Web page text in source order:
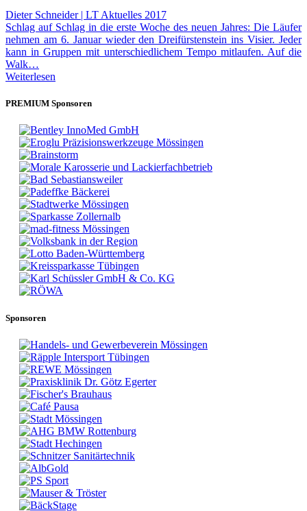
Dieter Schneider | LT Aktuelles 2017
Schlag auf Schlag in die erste Woche des neuen Jahres: Die Läufer
nehmen am 6. Januar wieder den Dreifürstenstein ins Visier. Jeder
kann in Gruppen mit unterschiedlichem Tempo mitlaufen. Auf die
Walk…
Weiterlesen
PREMIUM Sponsoren
Sponsoren